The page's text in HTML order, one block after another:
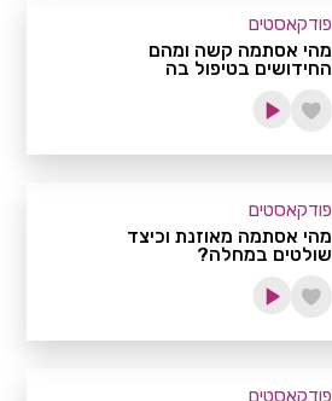
פודקאסטים
מהי אסתמה קשה ומהם
החידושים בטיפול בה
פודקאסטים
מהי אסתמה מאוזנת וכיצד
שולטים במחלה?
פודקאסטים